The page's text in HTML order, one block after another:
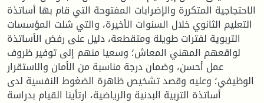
الاحتجاجية المتكررة والإضرابات المفتوحة التي قام بها أساتذة
التعليم الثانوي خلال السنوات الأخيرة، والتي شلت المؤسسات
التربوية لفترات طويلة ومتقطعة، دليل على رفض الأساتذة
لواقعهم المهني المعاش؛ وسعيا منهم إلى توفير ظروف
عمل أحسن، وضمان درجة مناسبة من الأمان والاستقرار
الوظيفي؛ وعليه وقصد تشخيص ظاهرة الضغوط النفسية لدى
أساتذة التربية البدنية والرياضية، ارتأينا القيام بدراسة